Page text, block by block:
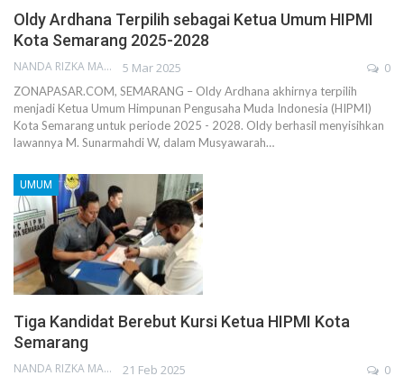
Oldy Ardhana Terpilih sebagai Ketua Umum HIPMI
Kota Semarang 2025-2028
NANDA RIZKA MAHENDRA 5 Mar 2025 0
ZONAPASAR.COM, SEMARANG – Oldy Ardhana akhirnya terpilih
menjadi Ketua Umum Himpunan Pengusaha Muda Indonesia (HIPMI)
Kota Semarang untuk periode 2025 - 2028. Oldy berhasil menyisihkan
lawannya M. Sunarmahdi W, dalam Musyawarah…
UMUM
Tiga Kandidat Berebut Kursi Ketua HIPMI Kota
Semarang
NANDA RIZKA MAHENDRA 21 Feb 2025 0